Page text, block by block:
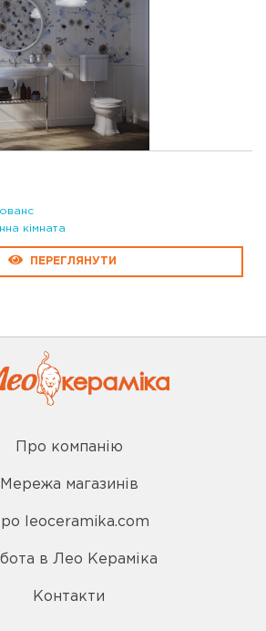
кімната
ПЕРЕГЛЯНУТИ
Про компанію
Мережа магазинів
leoceramika.com
в Лео Кераміка
Контакти